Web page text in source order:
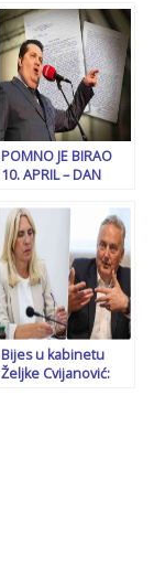
STANIVUKOVIĆA U I.
SARAJEVU: “Dva
Srbina, dva Hrvata i
četiri Bošnjaka,
dakle 8:7“
POMNO JE BIRAO
10. APRIL – DAN
OKRIVI BOŠNJAKE I
HRVATE: Službena
zabilješka iz 1993.
podsjeća da se
Stevandića dovodilo
u vezu s ubistvom
policajca u Banjoj
Luci
Bijes u kabinetu
Željke Cvijanović: